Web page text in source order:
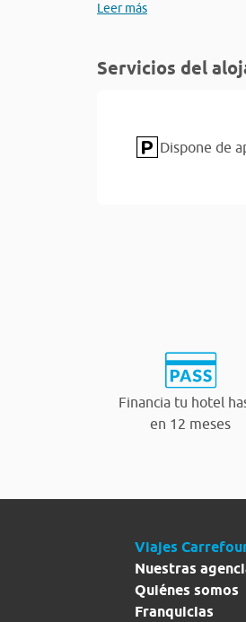
Leer más
Servicios del
Dispone de
Financia tu hotel
en 12 meses
Viajes
Nuestras
Quiénes somos
Franquicias